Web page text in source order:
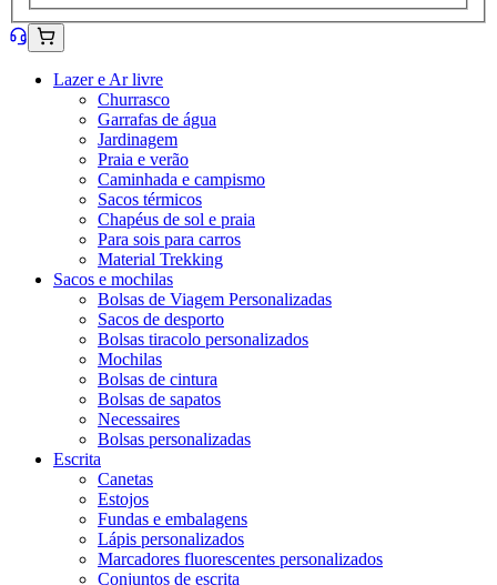
Lazer e Ar livre
Churrasco
Garrafas de água
Jardinagem
Praia e verão
Caminhada e campismo
Sacos térmicos
Chapéus de sol e praia
Para sois para carros
Material Trekking
Sacos e mochilas
Bolsas de Viagem Personalizadas
Sacos de desporto
Bolsas tiracolo personalizados
Mochilas
Bolsas de cintura
Bolsas de sapatos
Necessaires
Bolsas personalizadas
Escrita
Canetas
Estojos
Fundas e embalagens
Lápis personalizados
Marcadores fluorescentes personalizados
Conjuntos de escrita